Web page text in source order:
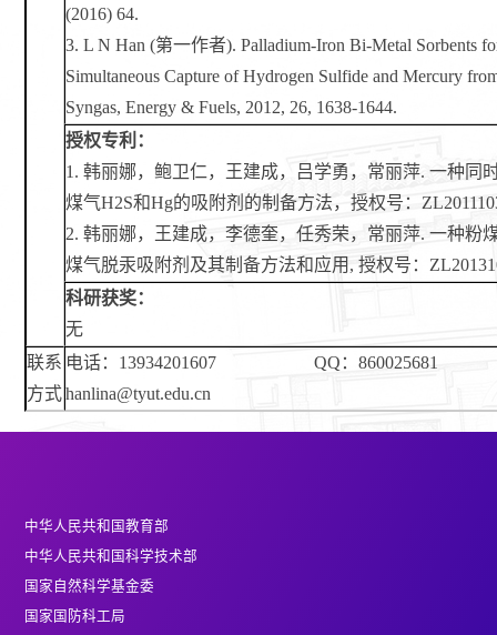
(2016) 64.
3. L N Han (第一作者). Palladium-Iron Bi-Metal Sorbents
Simultaneous Capture of Hydrogen Sulfide and Mercury
Syngas, Energy & Fuels, 2012, 26, 1638-1644.
授权专利：
1. 韩丽娜，鲍卫仁，王建成，吕学勇，常丽萍. 一种同
煤气H2S和Hg的吸附剂的制备方法，授权号：
2. 韩丽娜，王建成，李德奎，任秀荣，常丽萍. 一种粉
煤气脱汞吸附剂及其制备方法和应用, 授权号：
科研获奖：
无
联系
方式
电话：13934201607 QQ：
hanlina@tyut.edu.cn
中华人民共和国教育部
中华人民共和国科学技术部
国家自然科学基金委
国家国防科工局